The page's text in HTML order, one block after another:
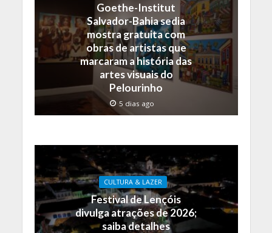
Goethe-Institut
Salvador-Bahia sedia
mostra gratuita com
obras de artistas que
marcaram a história das
artes visuais do
Pelourinho
5 dias ago
CULTURA & LAZER
Festival de Lençóis
divulga atrações de 2026;
saiba detalhes